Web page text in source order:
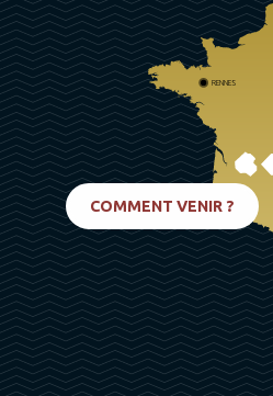
RENNES
COMMENT VENIR ?